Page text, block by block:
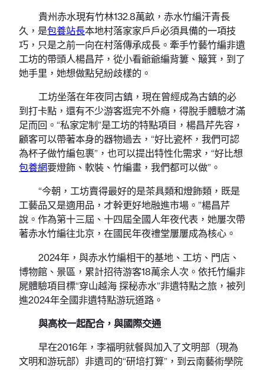
貴州赤水現有竹林132.8萬畝，赤水竹編汗青長
久，是包養站長本地村落家家戶戶必須具備的一項技
巧，只是之前一向在村落傳承成長。牽手竹藝竹編非遺
工坊的帶頭人楊昌芹，從小看爺爺編背簍、簸箕，到了
她手里，她想做點兒紛歧樣的。
工坊坐落在年夜同古鎮，現在曾經成為古鎮的必
到打卡點，還有不少游客逛完不外癮，得脫手體驗才滿
足而回。“私家定制”是工坊的特點項目，楊昌芹先容，
顧客可以帶著本身的器物過去，“好比瓷杯，我們可認
為杯子做竹編包裹”，也可以提出特性化需求，“好比想
包養網要燈飾、軟裝、竹編畫，我們都可以做”。
“今朝，工坊賣得最好的是茶具類和燈飾類，既是
工藝品又是適用品，才幹更好地融進市場。”楊昌芹
說。作為第十三屆、十四屆全國人年夜代表，她屢次帶
著赤水竹編往北京，在國民年夜禮堂屢屢成為核心。
2024年，與赤水竹編相干的基地、工坊、門店、
博物館、景區，累計招待游客18萬余人次。依托竹編非
屍體驗項目標“穿山越海 探秘赤水”非遺特點之旅，被列
進2024年全國非遺特點游玩道路。
與高校一起配合，與國際交通
早在2016年，李福明就餐與加入了文明部（現為
文明和游玩部）非遺司的“研培打算”，到云南藝術學院